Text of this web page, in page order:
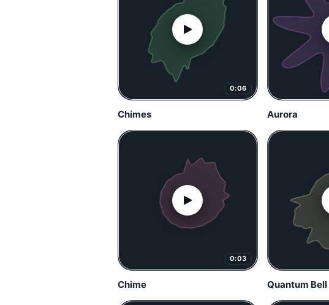
0:06
Chimes Aurora
0:03
Chime Quantum Bell